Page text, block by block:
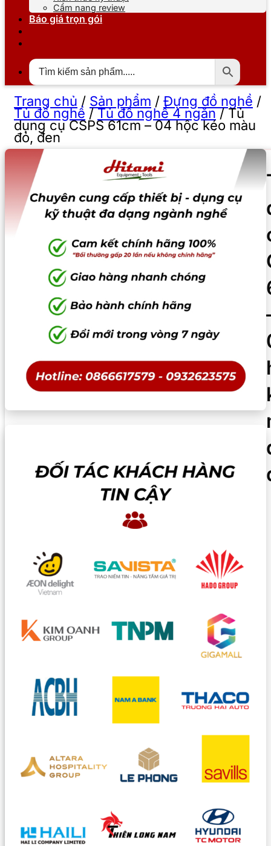
Cẩm nang review
Báo giá trọn gói
Trang chủ / Sản phẩm / Đựng đồ nghề /
Tủ đồ nghề /Tủ đồ nghề 4 ngăn/Tủ
dụng cụ CSPS 61cm – 04 hộc kéo màu
đỏ, đen